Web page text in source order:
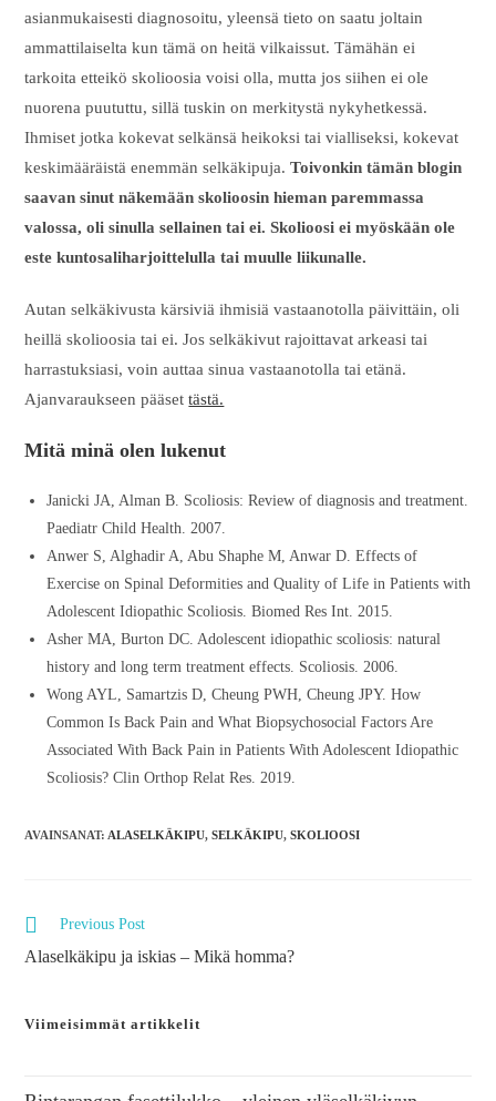
asianmukaisesti diagnosoitu, yleensä tieto on saatu joltain
ammattilaiselta kun tämä on heitä vilkaissut. Tämähän ei
tarkoita etteikö skolioosia voisi olla, mutta jos siihen ei ole
nuorena puututtu, sillä tuskin on merkitystä nykyhetkessä.
Ihmiset jotka kokevat selkänsä heikoksi tai vialliseksi, kokevat
keskimääräistä enemmän selkäkipuja.Toivonkin tämän blogin
saavan sinut näkemään skolioosin hieman paremmassa
valossa, oli sinulla sellainen tai ei. Skolioosi ei myöskään ole
este kuntosaliharjoittelulla tai muulle liikunalle.
Autan selkäkivusta kärsiviä ihmisiä vastaanotolla päivittäin, oli
heillä skolioosia tai ei. Jos selkäkivut rajoittavat arkeasi tai
harrastuksiasi, voin auttaa sinua vastaanotolla tai etänä.
Ajanvaraukseen pääsettästä.
Mitä minä olen lukenut
Janicki JA, Alman B. Scoliosis: Review of diagnosis and treatment.
Paediatr Child Health. 2007.
Anwer S, Alghadir A, Abu Shaphe M, Anwar D. Effects of
Exercise on Spinal Deformities and Quality of Life in Patients with
Adolescent Idiopathic Scoliosis. Biomed Res Int. 2015.
Asher MA, Burton DC. Adolescent idiopathic scoliosis: natural
history and long term treatment effects. Scoliosis. 2006.
Wong AYL, Samartzis D, Cheung PWH, Cheung JPY. How
Common Is Back Pain and What Biopsychosocial Factors Are
Associated With Back Pain in Patients With Adolescent Idiopathic
Scoliosis? Clin Orthop Relat Res. 2019.
AVAINSANAT: ALASELKÄKIPU, SELKÄKIPU, SKOLIOOSI
Previous Post
Alaselkäkipu ja iskias – Mikä homma?
Viimeisimmät artikkelit